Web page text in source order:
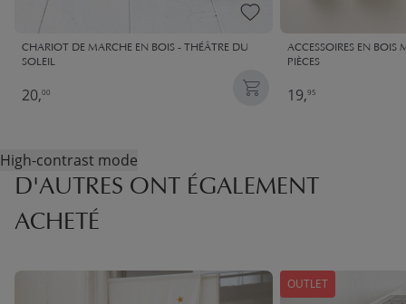
CHARIOT DE MARCHE EN BOIS - THÉÂTRE DU
SOLEIL
20,00
ACCESSOIRES EN
PIÈCES
19,95
High-contrast mode
D'AUTRES ONT ÉGALEMENT
ACHETÉ
OUTLET